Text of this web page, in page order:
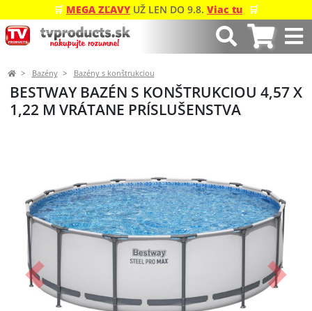
🛒 MEGA ZĽAVY UŽ LEN DO 9.8. Viac tu 🛒
Bazény Bazény s konštrukciou
BESTWAY BAZÉN S KONŠTRUKCIOU 4,57 X
1,22 M VRÁTANE PRÍSLUŠENSTVA
Predchádzajúci Ďalší